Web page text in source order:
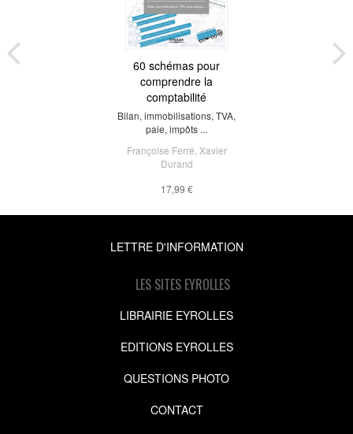
60 schémas pour
comprendre la
comptabilité
Bilan, immobilisations, TVA,
paie, impôts ...
Françoise Ferré Xavier
Durand
17,99 €
LETTRE D'INFORMATION
LES SITES EYROLLES
LIBRAIRIE EYROLLES
EDITIONS EYROLLES
QUESTIONS PHOTO
CONTACT